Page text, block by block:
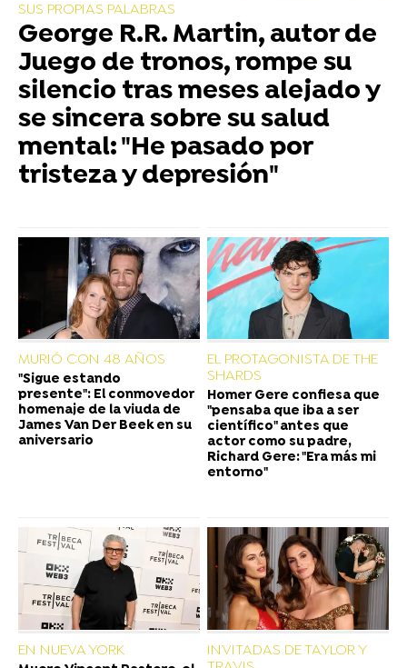
SUS PROPIAS PALABRAS
George R.R. Martin, autor de
Juego de tronos, rompe su
silencio tras meses alejado y
se sincera sobre su salud
mental: "He pasado por
tristeza y depresión"
MURIÓ CON 48 AÑOS
"Sigue estando
presente": El conmovedor
homenaje de la viuda de
James Van Der Beek en su
aniversario
EL PROTAGONISTA DE THE
SHARDS
Homer Gere confiesa que
"pensaba que iba a ser
científico" antes que
actor como su padre,
Richard Gere: "Era más mi
entorno"
EN NUEVA YORK
INVITADAS DE TAYLOR Y